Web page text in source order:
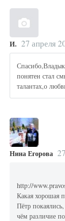
И. 27 апреля
понятен стал
талантах,о
Нина Егорова
http://
Какая хорошая
Пётр
чём различие